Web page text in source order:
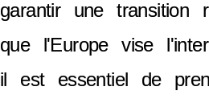
garantir une transition
que l'Europe vise
il est essentiel de